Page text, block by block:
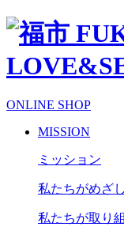
ONLINE SHOP
MISSION
ミッション
私たちがめざ
私たちが取り